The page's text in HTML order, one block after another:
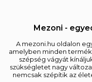
Mezoni -
A mezoni.hu oldalon
amelyben minden
szépség vágyát
szükségletet nagy
nemcsak szépítik az